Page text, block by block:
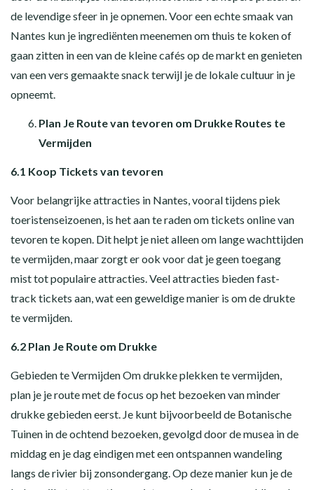
de levendige sfeer in je opnemen. Voor een echte smaak van
Nantes kun je ingrediënten meenemen om thuis te koken of
gaan zitten in een van de kleine cafés op de markt en genieten
van een vers gemaakte snack terwijl je de lokale cultuur in je
opneemt.
Plan Je Route van tevoren om Drukke Routes te
Vermijden
6.1 Koop Tickets van tevoren
Voor belangrijke attracties in Nantes, vooral tijdens piek
toeristenseizoenen, is het aan te raden om tickets online van
tevoren te kopen. Dit helpt je niet alleen om lange wachttijden
te vermijden, maar zorgt er ook voor dat je geen toegang
mist tot populaire attracties. Veel attracties bieden fast-
track tickets aan, wat een geweldige manier is om de drukte
te vermijden.
6.2 Plan Je Route om Drukke
Gebieden te Vermijden Om drukke plekken te vermijden,
plan je je route met de focus op het bezoeken van minder
drukke gebieden eerst. Je kunt bijvoorbeeld de Botanische
Tuinen in de ochtend bezoeken, gevolgd door de musea in de
middag en je dag eindigen met een ontspannen wandeling
langs de rivier bij zonsondergang. Op deze manier kun je de